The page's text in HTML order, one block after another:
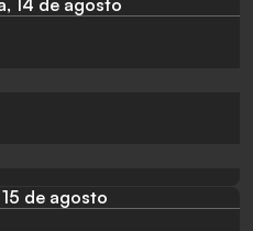
14 de agosto
de agosto